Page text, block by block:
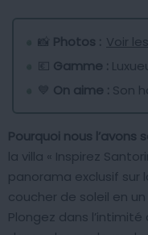
📸 Photos : Voir
💶 Gamme :
💙 On aime : Son
Pourquoi nous l’avons
la villa « Inspirez
panorama exclusif sur
coucher de soleil en
Plongez dans